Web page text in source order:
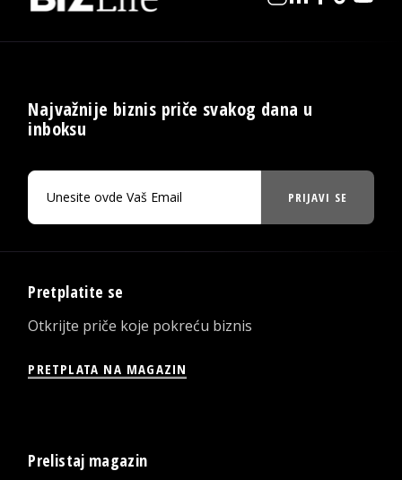
Najvažnije biznis priče svakog dana u
inboksu
PRIJAVI SE
Pretplatite se
Otkrijte priče koje pokreću biznis
PRETPLATA NA MAGAZIN
Prelistaj magazin